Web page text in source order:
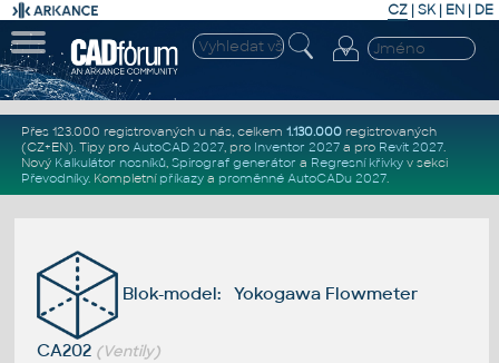
CZ | SK| EN | DE
Přes 123.000 registrovaných u nás, celkem 1.130.000registrovaných
(CZ+EN). Tipy pro AutoCAD 2027, pro Inventor 2027a pro Revit 2027.
Nový Kalkulátor nosníků, Spirograf generátor a Regresní křivkyv sekci
Převodníky. Kompletní příkazya proměnné AutoCADu 2027.
Blok-model: Yokogawa Flowmeter
CA202 (Ventily)